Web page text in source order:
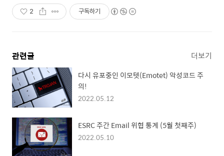
2 구독하기
관련글 더보기
다시 유포중인 이모텟(Emotet) 악성코드 주
의!
2022.05.12
ESRC 주간 Email 위협 통계 (5월 첫째주)
2022.05.10